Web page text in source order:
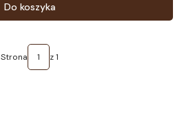
Do koszyka
Strona z 1